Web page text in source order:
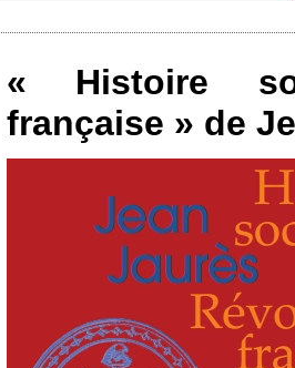
« Histoire
française » de